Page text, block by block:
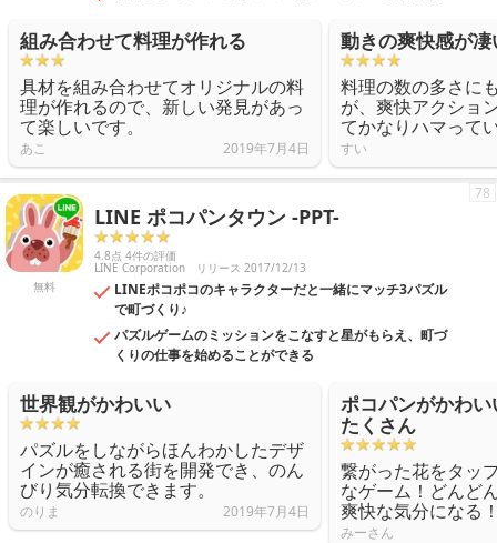
組み合わせて料理が作れる
具材を組み合わせてオリジナルの料
理が作れるので、新しい発見があっ
て楽しいです。
あこ 2019年7月4日
動きの爽快感が凄
料理の数の多さに
が、爽快アクショ
てかなりハマって
すい
無料
LINE ポコパンタウン -PPT-
4.8点 4件の評価
LINE Corporation リリース 2017/12/13
LINEポコポコのキャラクターだと一緒にマッチ3パズル
で町づくり♪
パズルゲームのミッションをこなすと星がもらえ、町づ
くりの仕事を始めることができる
78
世界観がかわいい
パズルをしながらほんわかしたデザ
インが癒される街を開発でき、のん
びり気分転換できます。
のりま 2019年7月4日
ポコパンがかわ
たくさん
繋がった花をタッ
なゲーム！どんど
爽快な気分になる
みーさん